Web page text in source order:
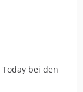
bei den